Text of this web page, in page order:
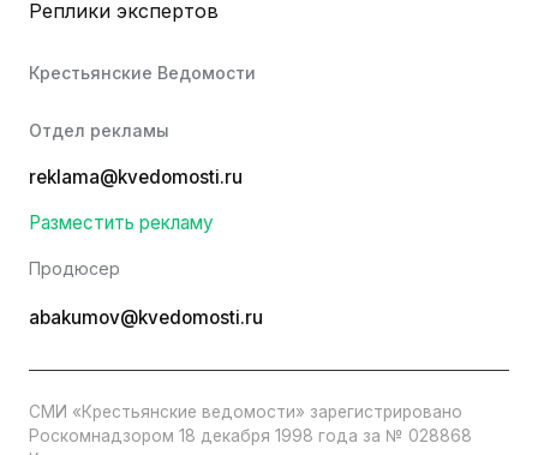
Реплики экспертов
Крестьянские Ведомости
Отдел рекламы
reklama@kvedomosti.ru
Разместить рекламу
Продюсер
abakumov@kvedomosti.ru
СМИ «Крестьянские ведомости» зарегистрировано
Роскомнадзором 18 декабря 1998 года за № 028868